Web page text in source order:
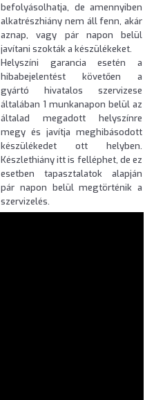
befolyásolhatja, de amennyiben
alkatrészhiány nem áll fenn, akár
aznap, vagy pár napon belül
javítani szokták a készülékeket.
Helyszíni garancia esetén a
hibabejelentést követően a
gyártó hivatalos szervizese
általában 1 munkanapon belül az
általad megadott helyszínre
megy és javítja meghibásodott
készülékedet ott helyben.
Készlethiány itt is felléphet, de ez
esetben tapasztalatok alapján
pár napon belül megtörténik a
szervizelés.